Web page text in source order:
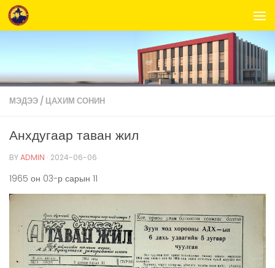
Skip to content
МЭДЭЭ / ЦАХИМ СОНИН
Анхдугаар таван жил
BYADMIN · 2024-06-06
1965 он 03-р сарын 11